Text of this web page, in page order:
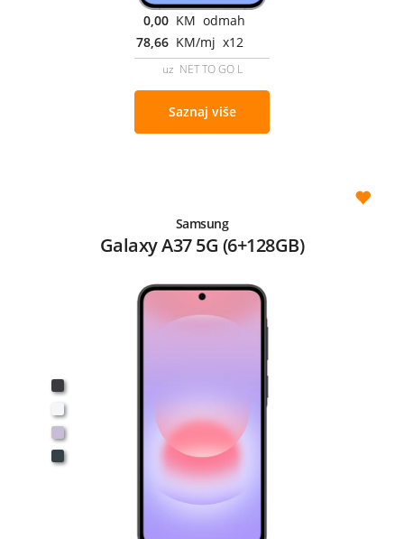
0,00 KM odmah
78,66 KM/mj x12
uz NET TO GO L
Saznaj više
Samsung
Galaxy A37 5G (6+128GB)